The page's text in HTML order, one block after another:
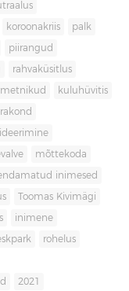
koroonakriis palk
piirangud
rahvaküsitlus
kuluhüvitis
mõttekoda
inimesed
Toomas Kivimägi
inimene
rohelus
2021